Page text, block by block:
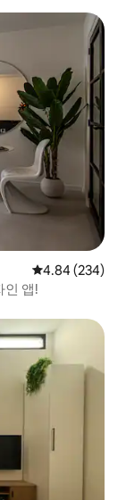
평점 4.84점(5
4.84 (234)
인 앱!